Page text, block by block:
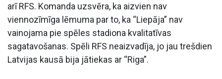
arī RFS. Komanda uzsvēra, ka aizvien nav
viennozīmīga lēmuma par to, ka “Liepāja” nav
vainojama pie spēles stadiona kvalitatīvas
sagatavošanas. Spēli RFS neaizvadīja, jo jau trešdien
Latvijas kausā bija jātiekas ar “Riga”.